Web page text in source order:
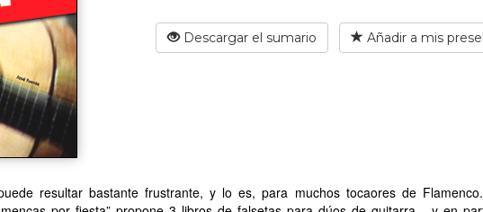
Descargar el sumario Añadir a mis
resultar bastante frustrante, y lo es, para muchos tocaores de